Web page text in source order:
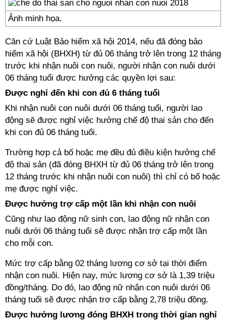
Ảnh minh họa.
Căn cứ Luật Bảo hiểm xã hội 2014, nếu đã đóng bảo
hiểm xã hội (BHXH) từ đủ 06 tháng trở lên trong 12 tháng
trước khi nhận nuôi con nuôi, người nhận con nuôi dưới
06 tháng tuổi được hưởng các quyền lợi sau:
Được nghỉ đến khi con đủ 6 tháng tuổi
Khi nhận nuôi con nuôi dưới 06 tháng tuổi, người lao
động sẽ được nghỉ việc hưởng chế độ thai sản cho đến
khi con đủ 06 tháng tuổi.
Trường hợp cả bố hoặc mẹ đều đủ điều kiện hưởng chế
độ thai sản (đã đóng BHXH từ đủ 06 tháng trở lên trong
12 tháng trước khi nhận nuôi con nuôi) thì chỉ có bố hoặc
mẹ được nghỉ việc.
Được hưởng trợ cấp một lần khi nhận con nuôi
Cũng như lao động nữ sinh con, lao động nữ nhận con
nuôi dưới 06 tháng tuổi sẽ được nhận trợ cấp một lần
cho mỗi con.
Mức trợ cấp bằng 02 tháng lương cơ sở tại thời điểm
nhận con nuôi. Hiện nay, mức lương cơ sở là 1,39 triệu
đồng/tháng. Do đó, lao động nữ nhận con nuôi dưới 06
tháng tuổi sẽ được nhận trợ cấp bằng 2,78 triệu đồng.
Được hưởng lương đóng BHXH trong thời gian nghỉ